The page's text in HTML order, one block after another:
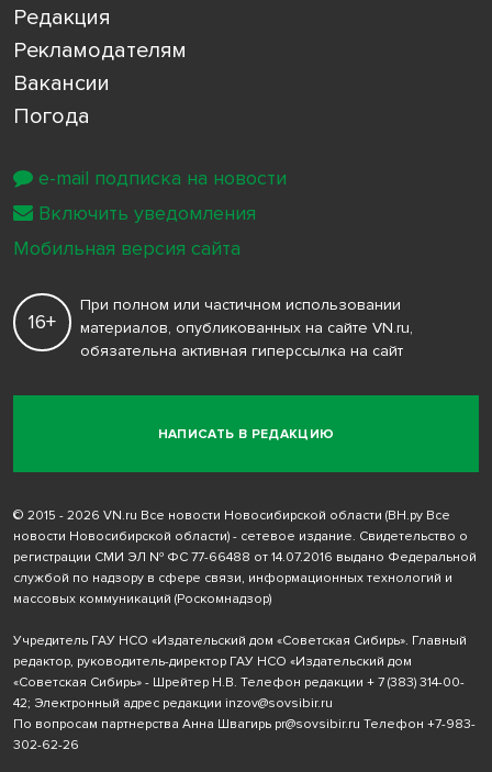
Редакция
Рекламодателям
Вакансии
Погода
НАПИСАТЬ В РЕДАКЦИЮ
16+
При полном или частичном использовании
материалов, опубликованных на сайте VN.ru,
обязательна активная гиперссылка на сайт
© 2015 - 2026 VN.ru Все новости Новосибирской области (ВН.ру Все
новости Новосибирской области) - сетевое издание. Свидетельство о
регистрации СМИ ЭЛ № ФС 77-66488 от 14.07.2016 выдано Федеральной
службой по надзору в сфере связи, информационных технологий и
массовых коммуникаций (Роскомнадзор)
Учредитель ГАУ НСО «Издательский дом «Советская Сибирь». Главный
редактор, руководитель-директор ГАУ НСО «Издательский дом
«Советская Сибирь» - Шрейтер Н.В. Телефон редакции + 7 (383) 314-00-
42; Электронный адрес редакции inzov@sovsibir.ru
По вопросам партнерства Анна Швагирь pr@sovsibir.ru Телефон +7-983-
302-62-26
e-mail подписка на новости
Включить уведомления
Мобильная версия сайта